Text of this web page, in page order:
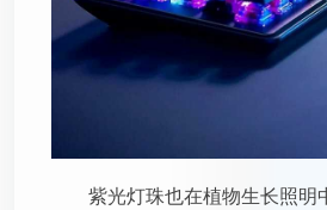
紫光灯珠也在植物生长照明